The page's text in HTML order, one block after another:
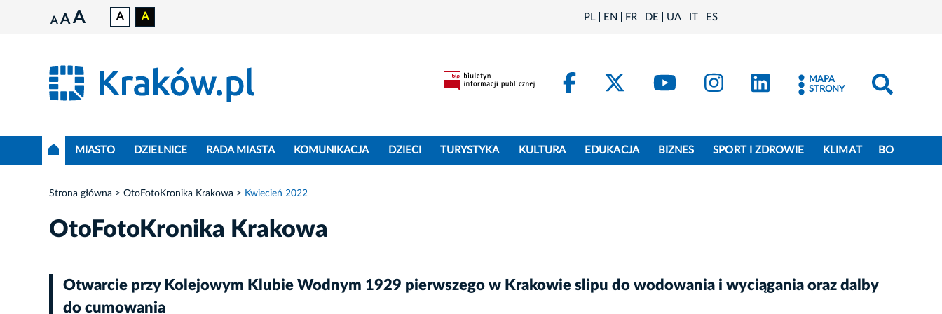
A A A A A PL EN FR DE UA IT ES
FacebookKraków - X
Kraków - YouTube
Kraków - Instagram
Kraków - LinkedIn
MAPA
STRONY
MIASTO DZIELNICE RADA MIASTA KOMUNIKACJA DZIECI TURYSTYKA KULTURA EDUKACJA BIZNES SPORT I ZDROWIE KLIMAT BO
Strona główna OtoFotoKronika Krakowa Kwiecień 2022
OtoFotoKronika Krakowa
Otwarcie przy Kolejowym Klubie Wodnym 1929 pierwszego w Krakowie slipu do wodowania i wyciągania oraz dalby
do cumowania